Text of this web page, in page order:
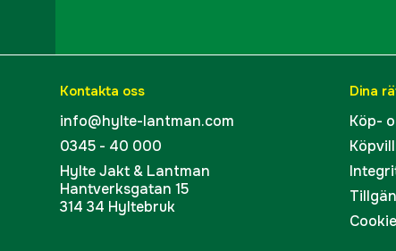
Kontakta oss
info@hylte-lantman.com
0345 - 40 000
Hylte Jakt & Lantman
Hantverksgatan 15
314 34 Hyltebruk
Dina
Köp-